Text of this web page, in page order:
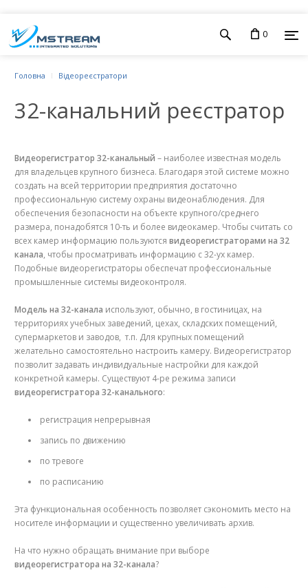
0
Головна Відеореєстратори
32-канальний реєстратор
Видеорегистратор 32-канальный – наиболее известная модель
для владельцев крупного бизнеса. Благодаря этой системе можно
создать на всей территории предприятия достаточно
профессиональную систему охраны видеонаблюдения. Для
обеспечения безопасности на объекте крупного/среднего
размера, понадобятся 10-ть и более видеокамер. Чтобы считать со
всех камер информацию пользуются видеорегистраторами на 32
канала, чтобы просматривать информацию с 32-ух камер.
Подобные видеорегистраторы обеспечат профессиональные
промышленные системы видеоконтроля.
Модель на 32-канала используют, обычно, в гостиницах, на
территориях учебных заведений, цехах, складских помещений,
супермаркетов и заводов, т.п. Для крупных помещений
желательно самостоятельно настроить камеру. Видеорегистратор
позволит задавать индивидуальные настройки для каждой
конкретной камеры. Существуют 4-ре режима записи
видеорегистратора 32-канального:
регистрация непрерывная
запись по движению
по тревоге
по расписанию
Эта функциональная особенность позволяет сэкономить место на
носителе информации и существенно увеличивать архив.
На что нужно обращать внимание при выборе
видеорегистратора на 32-канала?